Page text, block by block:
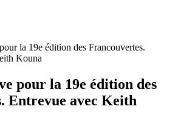
la 19e édition des Francouvertes.
Kouna
pour la 19e édition des
Entrevue avec Keith